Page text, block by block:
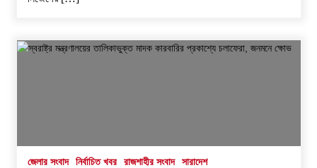
জেলার সংবাদ নির্বাচিত খবর রাজশাহীর সংবাদ সারাদেশ